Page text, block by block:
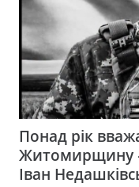
Понад рік
Житомирщину
Іван